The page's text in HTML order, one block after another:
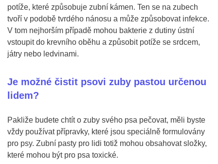
potíže, které způsobuje zubní kámen. Ten se na zubech
tvoří v podobě tvrdého nánosu a může způsobovat infekce.
V tom nejhorším případě mohou bakterie z dutiny ústní
vstoupit do krevního oběhu a způsobit potíže se srdcem,
játry nebo ledvinami.
Je možné čistit psovi zuby pastou určenou
lidem?
Pakliže budete chtít o zuby svého psa pečovat, měli byste
vždy používat přípravky, které jsou speciálně formulovány
pro psy. Zubní pasty pro lidi totiž mohou obsahovat složky,
které mohou být pro psa toxické.